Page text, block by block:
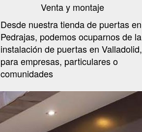
Venta y montaje
Desde nuestra tienda de puertas en
Pedrajas, podemos ocuparnos de la
instalación de puertas en Valladolid,
para empresas, particulares o
comunidades